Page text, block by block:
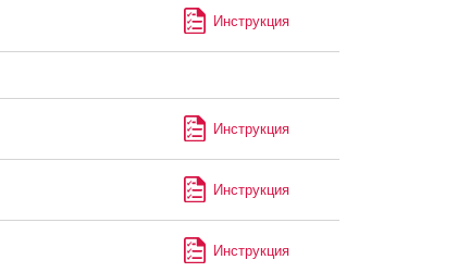
Инструкция
Инструкция
Инструкция
Инструкция